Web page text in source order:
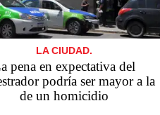
LA CIUDAD.
pena en expectativa del
podría ser mayor a la
de un homicidio